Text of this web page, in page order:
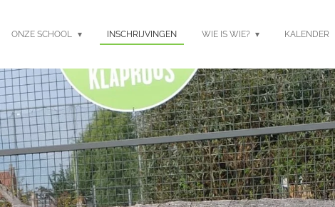
ONZE SCHOOL INSCHRIJVINGEN WIE IS WIE? KALENDER